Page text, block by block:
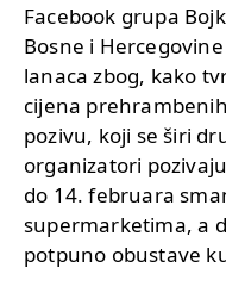
Facebook grupa
Bosne i
lanaca zbog, kako
cijena
pozivu, koji se širi
organizatori
do 14. februara
supermarketima, a
potpuno obustave